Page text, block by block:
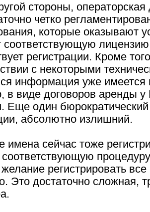
стороны, операторская
четко
которые оказывают
соответствующую
регистрации. Кроме
с некоторыми
информация уже имеется
в виде договоров аренды
Еще один
абсолютно излишний.
имена сейчас тоже
соответствующую
регистрировать
Это достаточно сложная,